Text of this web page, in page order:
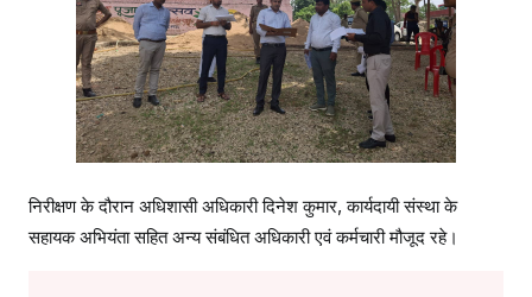
निरीक्षण के दौरान अधिशासी अधिकारी दिनेश कुमार, कार्यदायी संस्था के
सहायक अभियंता सहित अन्य संबंधित अधिकारी एवं कर्मचारी मौजूद रहे।